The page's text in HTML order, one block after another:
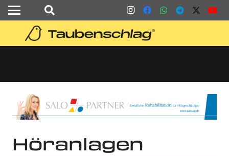
Höranlagen